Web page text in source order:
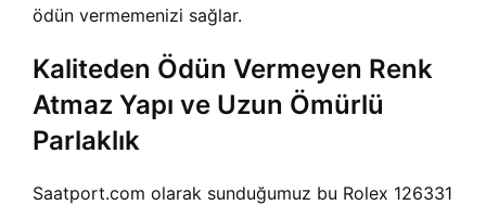
ödün vermemenizi sağlar.
Kaliteden Ödün Vermeyen Renk
Atmaz Yapı ve Uzun Ömürlü
Parlaklık
Saatport.com olarak sunduğumuz bu Rolex 126331